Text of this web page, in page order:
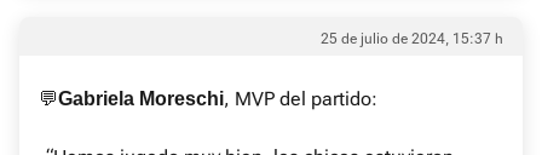
25 de julio de 2024, 15:37 h
💬Gabriela Moreschi, MVP del partido: